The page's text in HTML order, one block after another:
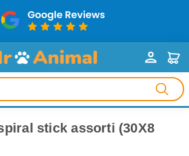
stick assorti (30X8